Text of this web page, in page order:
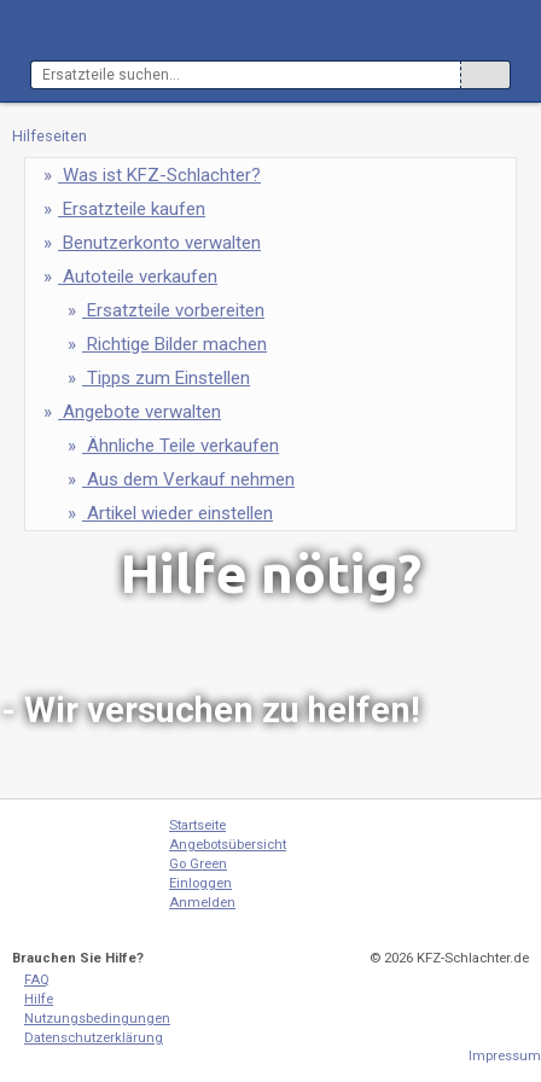
Hilfeseiten
Was ist KFZ-Schlachter?
Ersatzteile kaufen
Benutzerkonto verwalten
Autoteile verkaufen
Ersatzteile vorbereiten
Richtige Bilder machen
Tipps zum Einstellen
Angebote verwalten
Ähnliche Teile verkaufen
Aus dem Verkauf nehmen
Artikel wieder einstellen
Hilfe nötig?
- Wir versuchen zu helfen!
Startseite
Angebotsübersicht
Go Green
Einloggen
Anmelden
Brauchen Sie Hilfe?
FAQ
Hilfe
Nutzungsbedingungen
Datenschutzerklärung
© 2026 KFZ-Schlachter.de
Impressum